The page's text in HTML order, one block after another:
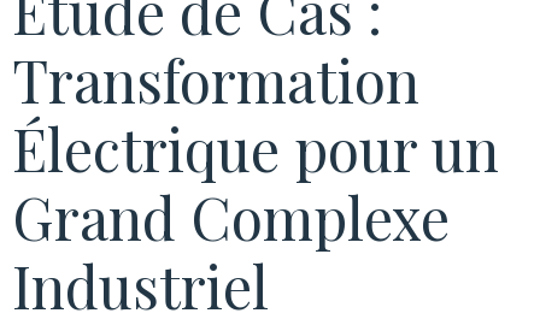
Transformation
Électrique pour un
Grand Complexe
Industriel